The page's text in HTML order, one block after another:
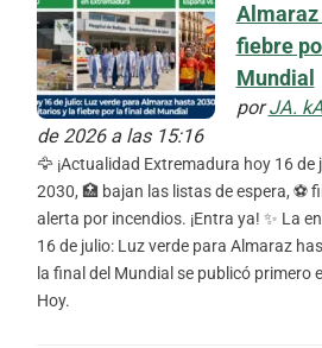
Almaraz
fiebre
Mundial
porJA.
de 2026 a las 15:16
🦅 ¡Actualidad Extremadura hoy 16
2030, 🏥 bajan las listas de espera, ⚽
alerta por incendios. ¡Entra ya! ✨ La
16 de julio: Luz verde para Almaraz
la final del Mundial se publicó primero
Hoy.